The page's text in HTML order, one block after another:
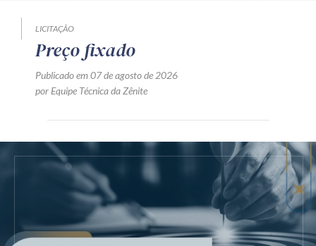
LICITAÇÃO
Preço fixado
Publicado em 07 de agosto de 2026
por Equipe Técnica da Zênite